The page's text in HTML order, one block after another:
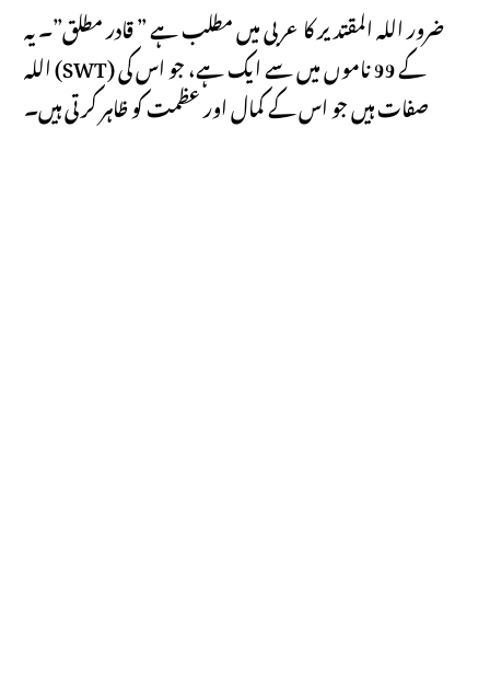
ضرور اللہ المقتدیر کا عربی میں مطلب ہے ” قادر مطلق”۔ یہ
اللہ (SWT) کے 99 ناموں میں سے ایک ہے، جو اس کی
صفات ہیں جو اس کے کمال اور عظمت کو ظاہر کرتی ہیں۔